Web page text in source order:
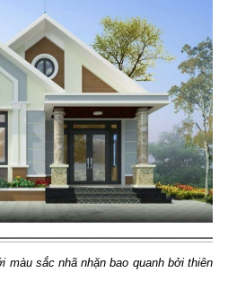
màu sắc nhã nhặn bao quanh bởi thiên